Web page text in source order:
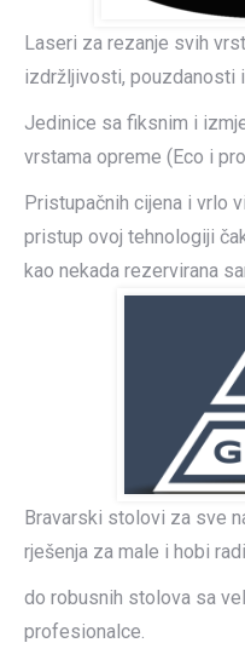
Laseri za rezanje svih
izdržljivosti, pouzdanosti
Jedinice sa fiksnim i
vrstama opreme (Eco i
Pristupačnih cijena i vrlo
pristup ovoj tehnologiji
kao nekada rezervirana
Bravarski stolovi za sve
rješenja za male i hobi
do robusnih stolova sa
profesionalce.